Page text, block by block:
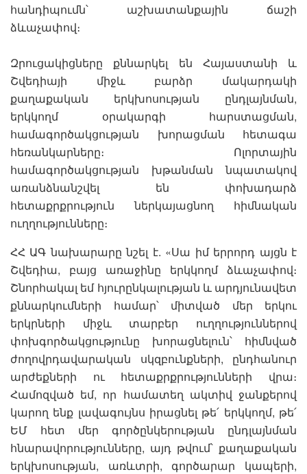
հանդիպումն՝ աշխատանքային ճաշի
ձևաչափով։
Զրուցակիցները քննարկել են Հայաստանի և
Շվեդիայի միջև բարձր մակարդակի
քաղաքական երկխոսության ընդլայնման,
երկկողմ օրակարգի հարստացման,
համագործակցության խորացման հետագա
հեռանկարները։ Ոլորտային
համագործակցության խթանման նպատակով
առանձնանշվել են փոխադարձ
հետաքրքրություն ներկայացնող հիմնական
ուղղությունները։
ՀՀ ԱԳ նախարարը նշել է. «Սա իմ երրորդ այցն է
Շվեդիա, բայց առաջինը երկկողմ ձևաչափով։
Շնորհակալ եմ հյուրընկալության և արդյունավետ
քննարկումների համար՝ միտված մեր երկու
երկրների միջև տարբեր ուղղություններով
փոխգործակցությունը խորացնելուն՝ հիմնված
ժողովրդավարական սկզբունքների, ընդհանուր
արժեքների ու հետաքրքրությունների վրա։
Համոզված եմ, որ համատեղ ակտիվ ջանքերով
կարող ենք լավագույնս իրացնել թե՛ երկկողմ, թե՛
ԵՄ հետ մեր գործընկերության ընդլայնման
հնարավորությունները, այդ թվում՝ քաղաքական
երկխոսության, առևտրի, գործարար կապերի,